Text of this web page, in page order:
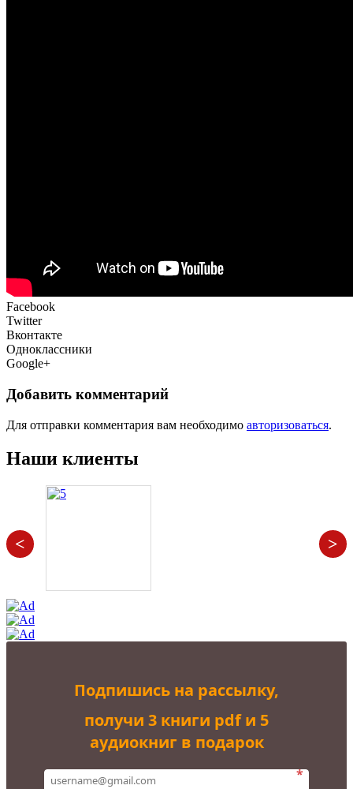
Facebook
Twitter
Вконтакте
Одноклассники
Google+
Добавить комментарий
Для отправки комментария вам необходимо авторизоваться.
Наши клиенты
< >
Подпишись на рассылку,
получи 3 книги pdf и 5
аудиокниг в подарок
*